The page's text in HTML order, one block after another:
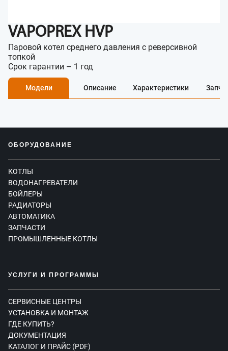
VAPOPREX HVP
Паровой котел среднего давления с реверсивной
топкой
Срок гарантии – 1 год
Модели Описание Характеристики
ОБОРУДОВАНИЕ
КОТЛЫ
ВОДОНАГРЕВАТЕЛИ
БОЙЛЕРЫ
РАДИАТОРЫ
АВТОМАТИКА
ЗАПЧАСТИ
ПРОМЫШЛЕННЫЕ КОТЛЫ
УСЛУГИ И ПРОГРАММЫ
СЕРВИСНЫЕ ЦЕНТРЫ
УСТАНОВКА И МОНТАЖ
ГДЕ КУПИТЬ?
ДОКУМЕНТАЦИЯ
КАТАЛОГ И ПРАЙС (PDF)